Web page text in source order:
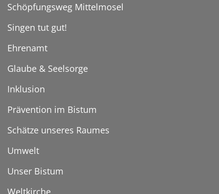
Schöpfungsweg Mittelmosel
Singen tut gut!
Ehrenamt
Glaube & Seelsorge
Inklusion
Prävention im Bistum
Schätze unseres Raumes
Umwelt
Unser Bistum
Weltkirche